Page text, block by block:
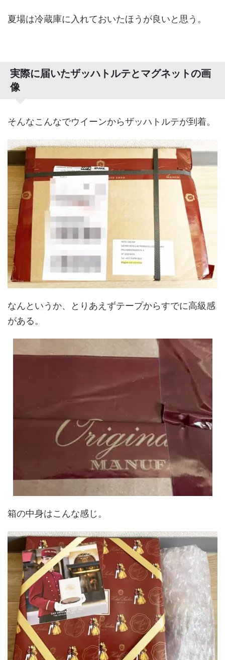
夏場は冷蔵庫に入れておいたほうが良いと思う。
実際に届いたザッハトルテとマグネットの画
像
そんなこんなでウイーンからザッハトルテが到着。
なんというか、とりあえずテープからすでに高級感
がある。
箱の中身はこんな感じ。